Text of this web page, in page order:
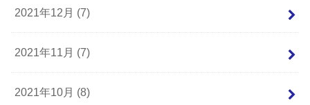
2021年12月 (7)
2021年11月 (7)
2021年10月 (8)